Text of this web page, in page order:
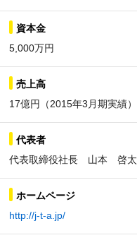
資本金
5,000万円
売上高
17億円（2015年3月期実績）
代表者
代表取締役社長 山本 啓太
ホームページ
http://j-t-a.jp/